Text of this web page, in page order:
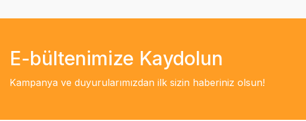
E-bültenimize Kaydolun
Kampanya ve duyurularımızdan ilk sizin haberiniz olsun!